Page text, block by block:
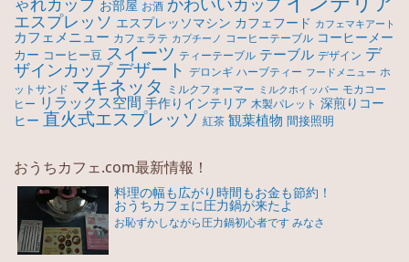
お部屋 お酒
エスプレッソ エスプレッソマシン カフェフード カフェマキアート
カフェメニュー カフェラテ カプチーノ コーヒーテーブル コーヒーメー
カー コーヒー豆 スイーツ ティーテーブル テーブル デザイン デ
ザインカップ デザート デロンギ ハーブティー フードメニュー ホ
ットサンド マキネッタ ミルクフォーマー ミルクホイッパー モカコー
ヒー リラックス空間 手作りインテリア 木製パレット 深煎りコー
ヒー 直火式エスプレッソ 紅茶 観葉植物 間接照明
おうちカフェ.com最新情報！
料理の幅も広がり時間もお金も節約！
おうちカフェに圧力鍋が来たよ
お恥ずかしながら圧力鍋初心者です みなさ